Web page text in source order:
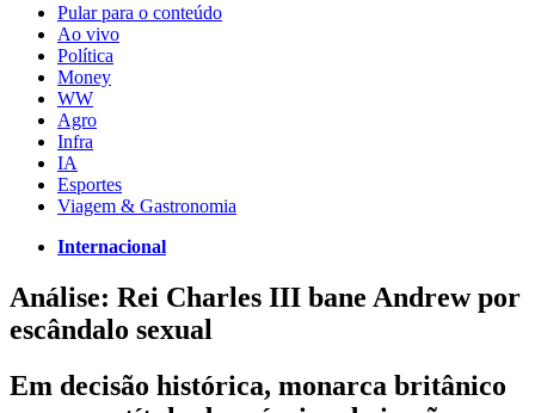
Pular para o conteúdo
Ao vivo
Política
Money
WW
Agro
Infra
IA
Esportes
Viagem & Gastronomia
Internacional
Análise: Rei Charles III bane Andrew por
escândalo sexual
Em decisão histórica, monarca britânico